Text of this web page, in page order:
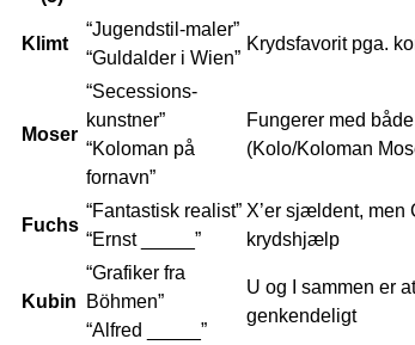
Klimt
“Jugendstil-maler”
“Guldalder i Wien”
Krydsfavorit pga.
Moser
“Secessions-
kunstner”
“Koloman på
fornavn”
Fungerer med
(Kolo/Koloman
Fuchs
“Fantastisk realist”
“Ernst _____”
X’er sjældent, men
kryds­hjælp
Kubin
“Grafiker fra
Böhmen”
“Alfred _____”
U og I sammen er
genkendeligt